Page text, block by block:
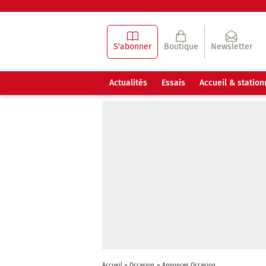
S'abonner Boutique Newsletter
Actualités Essais Accueil &